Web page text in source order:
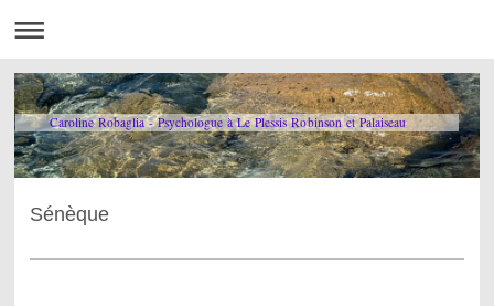
Caroline Robaglia - Psychologue à Le Plessis Robinson et Palaiseau
Sénèque